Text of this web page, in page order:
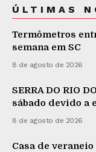
ÚLTIMAS
Termômetros
semana em SC
8 de agosto de 2026
SERRA DO RIO
sábado devido a
8 de agosto de 2026
Casa de